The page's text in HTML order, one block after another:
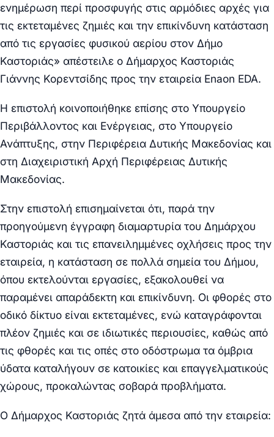
ενημέρωση περί προσφυγής στις αρμόδιες αρχές για
τις εκτεταμένες ζημιές και την επικίνδυνη κατάσταση
από τις εργασίες φυσικού αερίου στον Δήμο
Καστοριάς» απέστειλε ο Δήμαρχος Καστοριάς
Γιάννης Κορεντσίδης προς την εταιρεία Enaon EDA.
Η επιστολή κοινοποιήθηκε επίσης στο Υπουργείο
Περιβάλλοντος και Ενέργειας, στο Υπουργείο
Ανάπτυξης, στην Περιφέρεια Δυτικής Μακεδονίας και
στη Διαχειριστική Αρχή Περιφέρειας Δυτικής
Μακεδονίας.
Στην επιστολή επισημαίνεται ότι, παρά την
προηγούμενη έγγραφη διαμαρτυρία του Δημάρχου
Καστοριάς και τις επανειλημμένες οχλήσεις προς την
εταιρεία, η κατάσταση σε πολλά σημεία του Δήμου,
όπου εκτελούνται εργασίες, εξακολουθεί να
παραμένει απαράδεκτη και επικίνδυνη. Οι φθορές στο
οδικό δίκτυο είναι εκτεταμένες, ενώ καταγράφονται
πλέον ζημιές και σε ιδιωτικές περιουσίες, καθώς από
τις φθορές και τις οπές στο οδόστρωμα τα όμβρια
ύδατα καταλήγουν σε κατοικίες και επαγγελματικούς
χώρους, προκαλώντας σοβαρά προβλήματα.
Ο Δήμαρχος Καστοριάς ζητά άμεσα από την εταιρεία: